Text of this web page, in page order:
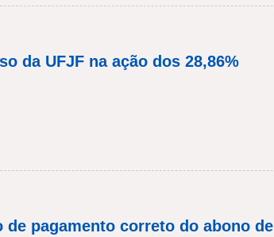
da UFJF na ação dos 28,86%
de pagamento correto do abono de